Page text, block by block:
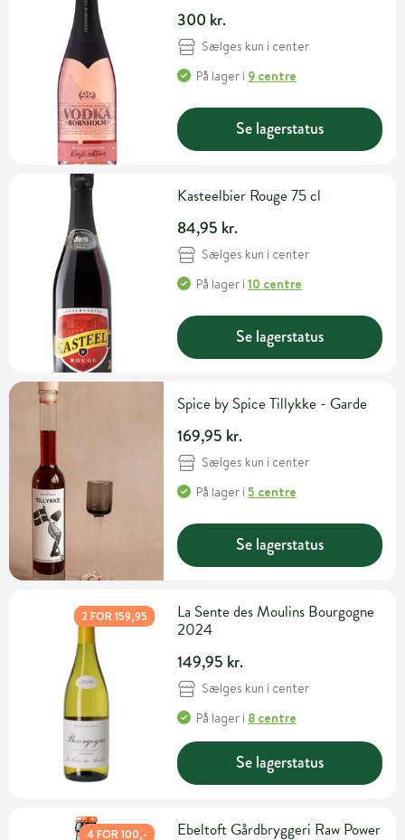
300 kr.
Sælges kun i center
På lager i 9 centre
Se lagerstatus
Kasteelbier Rouge 75 cl
84,95 kr.
Sælges kun i center
På lager i10 centre
Se lagerstatus
Spice by Spice Tillykke - Garde
169,95 kr.
Sælges kun i center
På lager i5 centre
Se lagerstatus
2 FOR 159,95
La Sente des Moulins Bourgogne
2024
149,95 kr.
Sælges kun i center
På lager i 8 centre
Se lagerstatus
4 FOR 100,-
Ebeltoft Gårdbryggeri Raw Power